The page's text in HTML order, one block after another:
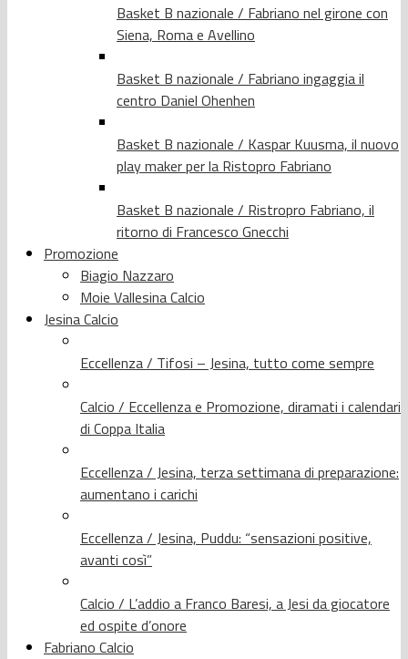
Basket B nazionale / Fabriano nel girone con
Siena, Roma e Avellino
Basket B nazionale / Fabriano ingaggia il
centro Daniel Ohenhen
Basket B nazionale / Kaspar Kuusma, il nuovo
play maker per la Ristopro Fabriano
Basket B nazionale / Ristropro Fabriano, il
ritorno di Francesco Gnecchi
Promozione
Biagio Nazzaro
Moie Vallesina Calcio
Jesina Calcio
Eccellenza / Tifosi – Jesina, tutto come sempre
Calcio / Eccellenza e Promozione, diramati i calendari
di Coppa Italia
Eccellenza / Jesina, terza settimana di preparazione:
aumentano i carichi
Eccellenza / Jesina, Puddu: “sensazioni positive,
avanti così”
Calcio / L’addio a Franco Baresi, a Jesi da giocatore
ed ospite d’onore
Fabriano Calcio